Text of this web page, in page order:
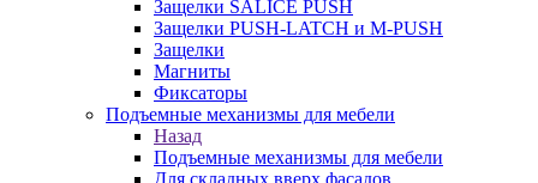
Защелки SALICE PUSH
Защелки PUSH-LATCH и M-PUSH
Защелки
Магниты
Фиксаторы
Подъемные механизмы для мебели
Назад
Подъемные механизмы для мебели
Для складных вверх фасадов